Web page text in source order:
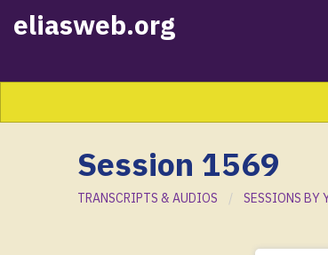
eliasweb.org
Session 1569
TRANSCRIPTS & AUDIOS SESSIONS BY